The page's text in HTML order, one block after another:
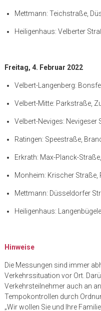
Mettmann: Teichstraße,
Heiligenhaus: Velberter
Freitag, 4. Februar 2022
Velbert-Langenberg:
Velbert-Mitte: Parkstraße,
Velbert-Neviges: Nevigeser
Ratingen: Speestraße,
Erkrath: Max-Planck-
Monheim: Krischer Straße,
Mettmann: Düsseldorfer
Heiligenhaus:
Hinweise
Die Messungen sind immer
Verkehrssituation vor Ort.
Verkehrsteilnehmer auch an
Tempokontrollen durch
„Wir wollen Sie und Ihre